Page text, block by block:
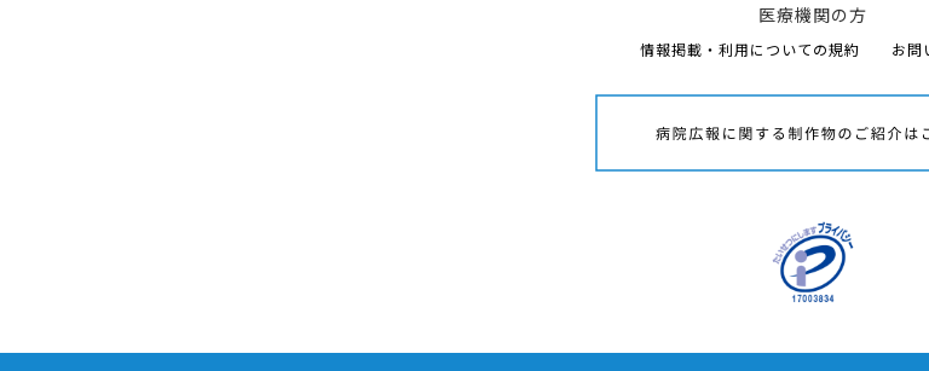
医療機関の方
情報掲載・利用についての規約 お問